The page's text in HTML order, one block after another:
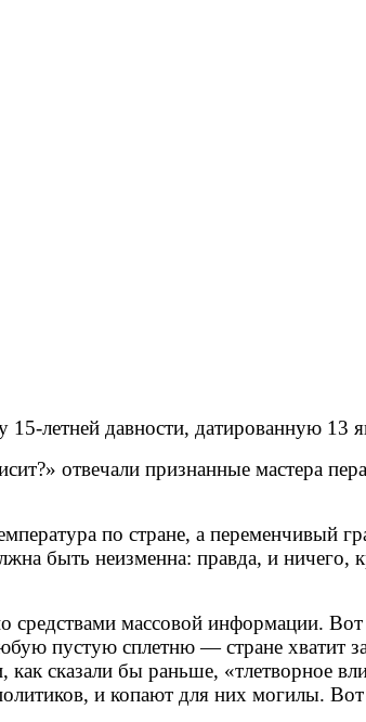
летней давности, датированную 13
отвечали признанные мастера
по стране, а переменчивый
быть неизменна: правда, и ничего,
массовой информации.
пустую сплетню — стране хватит
сказали бы раньше, «тлетворное
и копают для них могилы.